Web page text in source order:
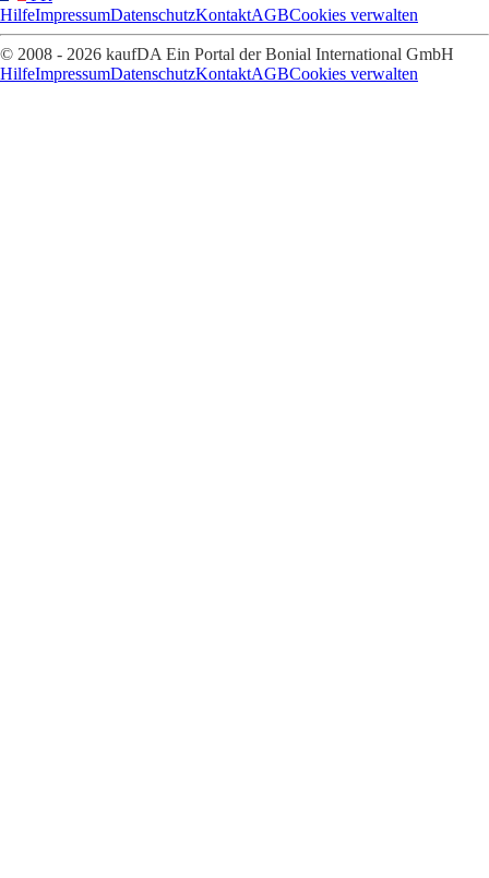
HilfeImpressumDatenschutzKontaktAGBCookies verwalten
© 2008 - 2026 kaufDA Ein Portal der Bonial International GmbH
HilfeImpressumDatenschutzKontaktAGBCookies verwalten